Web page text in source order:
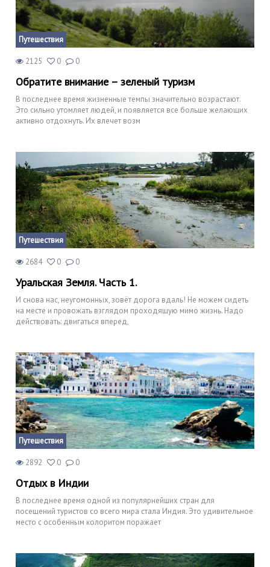
Путешествия
2125 0 0
Обратите внимание – зеленый туризм
В последнее время жизненные темпы значительно возрастают.
Это сильно утомляет людей, и появляется все больше желающих
активно отдохнуть. Их влечет возм
Путешествия
2684 0 0
Уральская Земля. Часть 1.
И снова нас, неугомонных, зовёт дорога вдаль! Не можем сидеть
на месте и провожать взглядом проходящую мимо жизнь. Надо
действовать: двигаться вперед,
Путешествия
2892 0 0
Отдых в Индии
В последнее время одной из популярнейших стран для
посещений туристов со всего мира стала Индия. Это удивительное
место с особенным колоритом поражает